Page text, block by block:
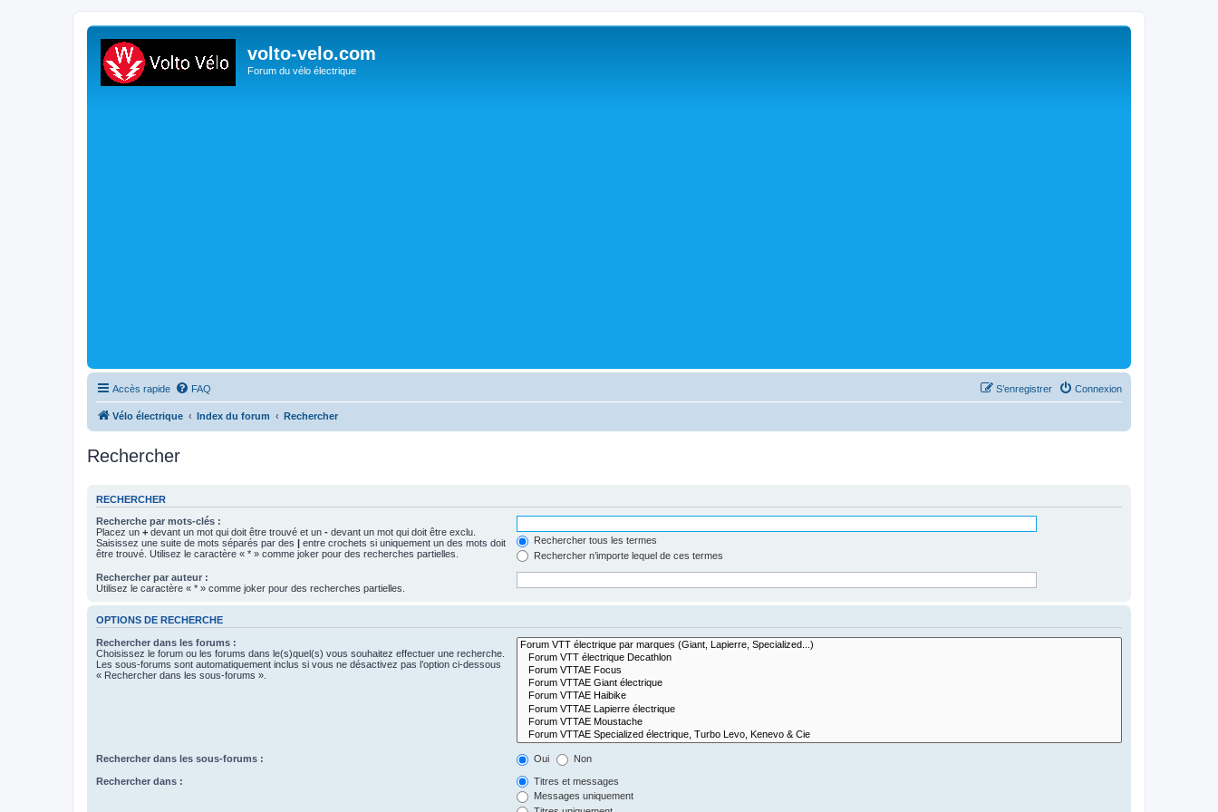
volto-velo.com
Forum du vélo électrique
Accès rapide FAQ Connexion
S’enregistrer
Vélo électrique Index du forum Rechercher
Rechercher
RECHERCHER
Recherche par mots-clés :
Placez un + devant un mot qui doit être trouvé et un - devant un mot qui doit être exclu.
Saisissez une suite de mots séparés par des | entre crochets si uniquement un des mots doit
être trouvé. Utilisez le caractère « * » comme joker pour des recherches partielles.
Rechercher tous les termes
Rechercher n’importe lequel de ces termes
Rechercher par auteur :
Utilisez le caractère « * » comme joker pour des recherches partielles.
OPTIONS DE RECHERCHE
Rechercher dans les forums :
Choisissez le forum ou les forums dans le(s)quel(s) vous souhaitez effectuer une recherche.
Les sous-forums sont automatiquement inclus si vous ne désactivez pas l’option ci-dessous
« Rechercher dans les sous-forums ».
Rechercher dans les sous-forums : Oui Non
Rechercher dans :
Titres et messages
Messages uniquement